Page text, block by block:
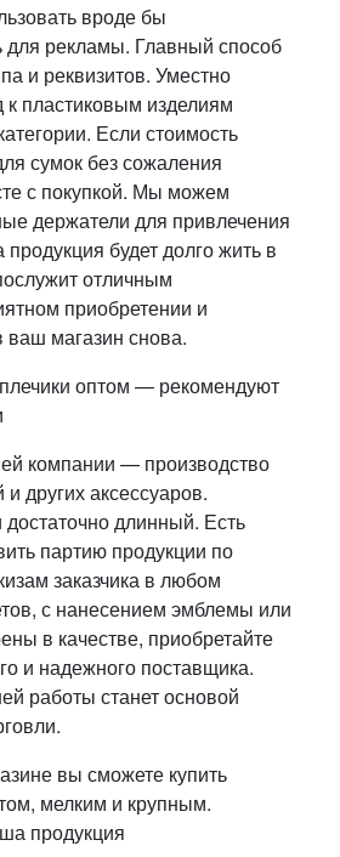
вроде бы
для рекламы. Главный способ
и реквизитов. Уместно
к пластиковым изделиям
Если стоимость
сумок без сожаления
с покупкой. Мы можем
держатели для привлечения
будет долго жить в
отличным
приобретении и
ваш магазин снова.
оптом — рекомендуют
компании — производство
других аксессуаров.
длинный. Есть
партию продукции по
заказчика в любом
с нанесением эмблемы или
в качестве, приобретайте
и надежного поставщика.
работы станет основой
вы сможете купить
мелким и крупным.
продукция